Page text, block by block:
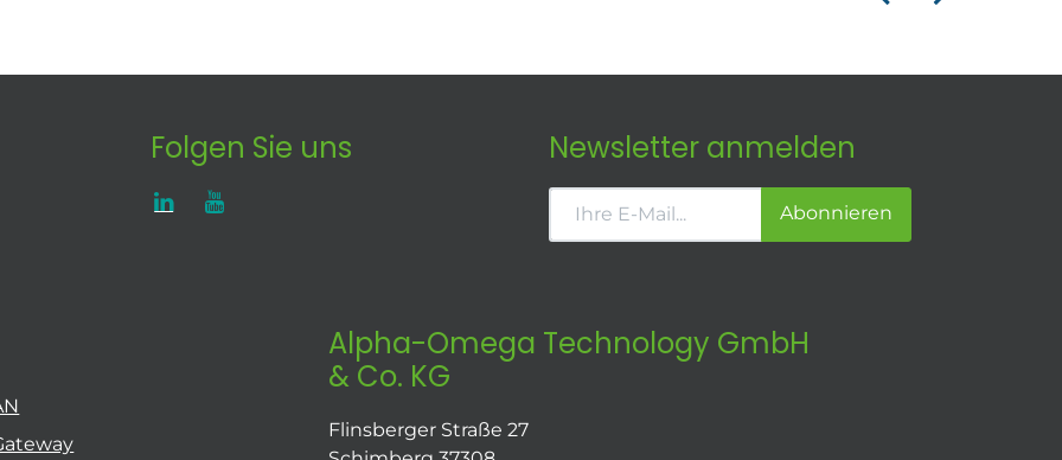
Folgen Sie uns Newsletter anmelden
Abonnieren
Alpha-Omega Technology GmbH
& Co. KG
Flinsberger Straße 27